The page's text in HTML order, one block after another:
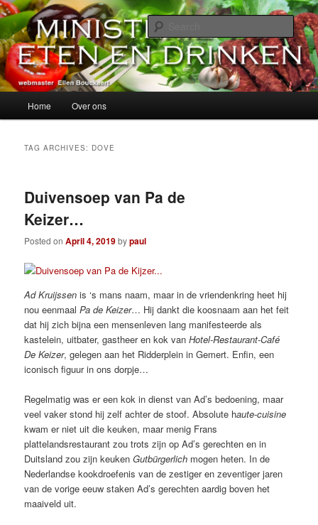
Skip
to
primary
content
Skip
to
secondary
contentMinisterie van Eten en Drinken
alles over eten, drinken en andere genoegens…
Home Over ons
TAG ARCHIVES: DOVE
Duivensoep van Pa de
Keizer…
Posted onApril 4, 2019bypaul
Ad Kruijssen is ‘s mans naam, maar in de vriendenkring heet hij
nou eenmaalPa de Keizer… Hij dankt die koosnaam aan het feit
dat hij zich bijna een mensenleven lang manifesteerde als
kastelein, uitbater, gastheer en kok vanHotel-Restaurant-Café
De Keizer, gelegen aan het Ridderplein in Gemert. Enfin, een
iconisch figuur in ons dorpje…
Regelmatig was er een kok in dienst van Ad’s bedoening, maar
veel vaker stond hij zelf achter de stoof. Absolute haute-cuisine
kwam er niet uit die keuken, maar menig Frans
plattelandsrestaurant zou trots zijn op Ad’s gerechten en in
Duitsland zou zijn keuken Gutbürgerlich mogen heten. In de
Nederlandse kookdroefenis van de zestiger en zeventiger jaren
van de vorige eeuw staken Ad’s gerechten aardig boven het
maaiveld uit.